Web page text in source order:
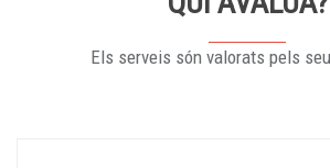
Els serveis són valorats pels